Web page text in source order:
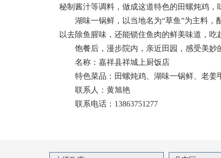
秘制酱汁等调料，做成这道特色的田螺炖鸡，
湖味一锅鲜，以当地名为“草鱼”为主料
以去除鱼腥味，还能锁住鱼肉的鲜美味道，
饱餐后，漫步院内，亲近田园，感受美
名称：嘉祥县祥城上厨饭店
特色菜品：田螺炖鸡、湖味一锅鲜、老姜
联系人：黄旭艳
联系电话：13863751277